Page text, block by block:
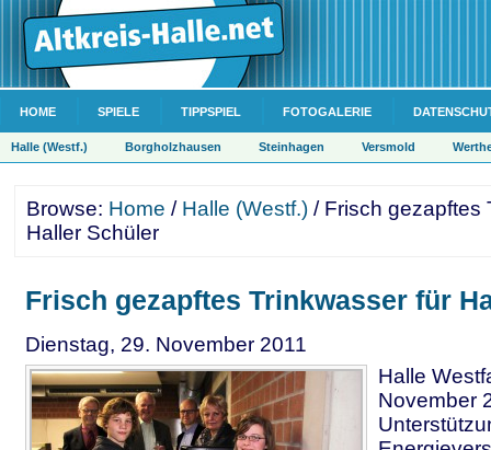
HOME SPIELE TIPPSPIEL FOTOGALERIE
Halle (Westf.) Borgholzhausen Steinhagen Versmold
Browse: Home / Halle (Westf.) / Frisch gezapftes
Haller Schüler
Frisch gezapftes Trinkwasser für
Dienstag, 29. November 2011
Halle
November